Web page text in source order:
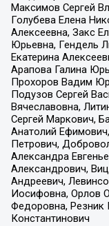
Максимов Сергей
Голубева Елена
Алексеевна, Закс
Юрьевна, Гендель
Екатерина
Арапова Галина
Прохоров Вадим
Подузов Сергей
Вячеславовна,
Сергей Маркович,
Анатолий
Петрович,
Александра
Александрович,
Андреевич,
Иосифовна, Орлов
Федоровна, Резник
Константинович